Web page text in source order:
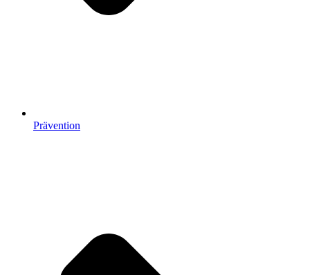
Prävention